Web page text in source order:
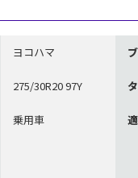
ヨコハマ
275/30R20 97Y
乗用車